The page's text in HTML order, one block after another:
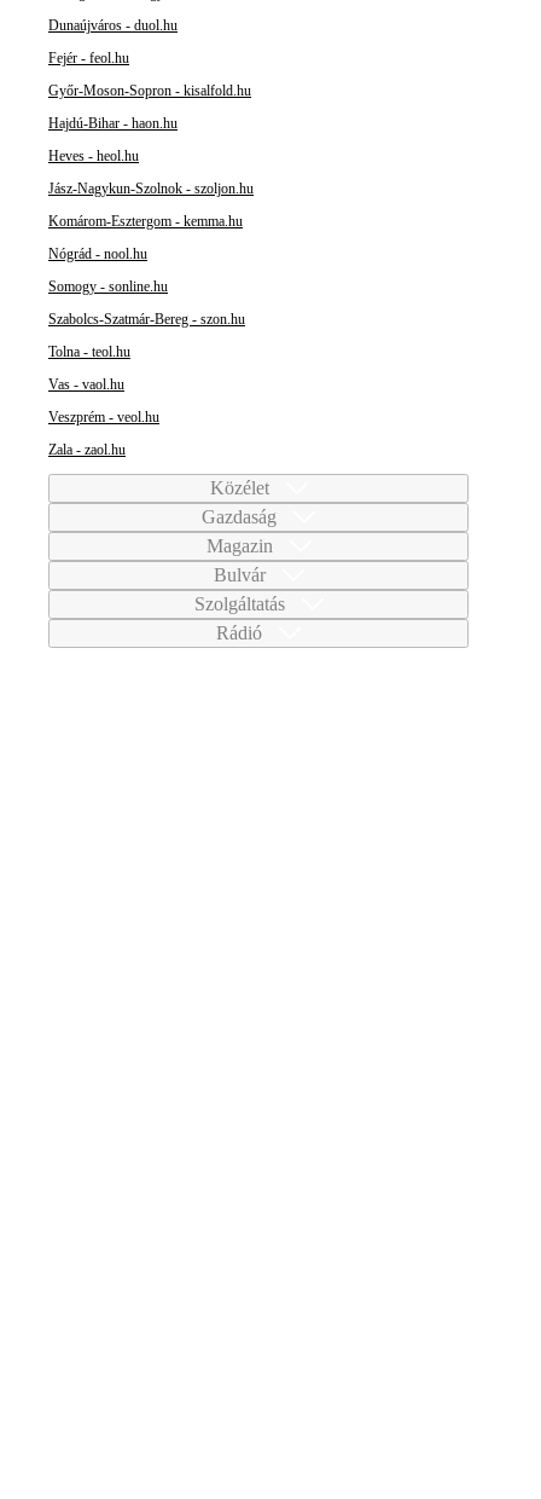
Dunaújváros - duol.hu
Fejér - feol.hu
Győr-Moson-Sopron - kisalfold.hu
Hajdú-Bihar - haon.hu
Heves - heol.hu
Jász-Nagykun-Szolnok - szoljon.hu
Komárom-Esztergom - kemma.hu
Nógrád - nool.hu
Somogy - sonline.hu
Szabolcs-Szatmár-Bereg - szon.hu
Tolna - teol.hu
Vas - vaol.hu
Veszprém - veol.hu
Zala - zaol.hu
Közélet
Gazdaság
Magazin
Bulvár
Szolgáltatás
Rádió